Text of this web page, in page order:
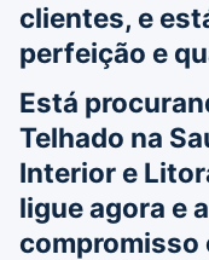
clientes, e
perfeição e
Está
Telhado na
Interior e
ligue agora e
compromisso